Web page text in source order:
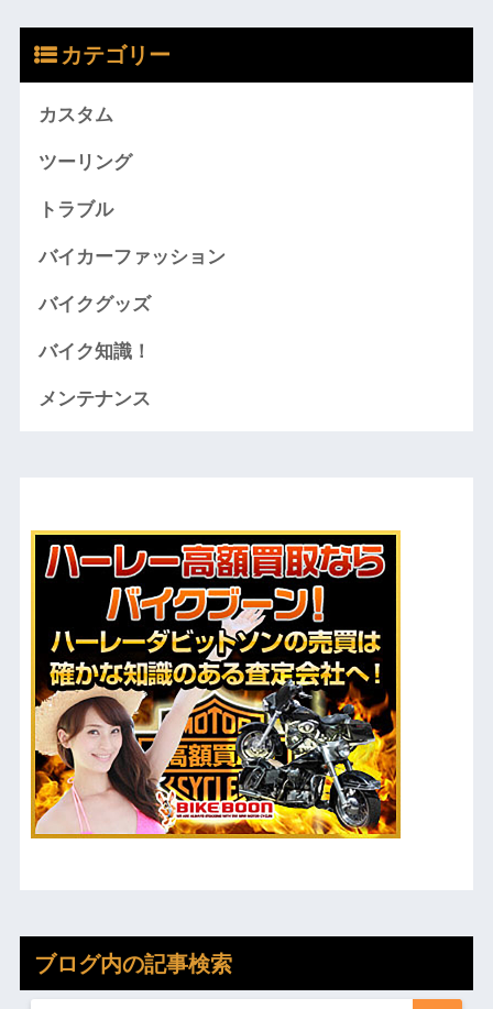
カテゴリー
カスタム
ツーリング
トラブル
バイカーファッション
バイクグッズ
バイク知識！
メンテナンス
ブログ内の記事検索